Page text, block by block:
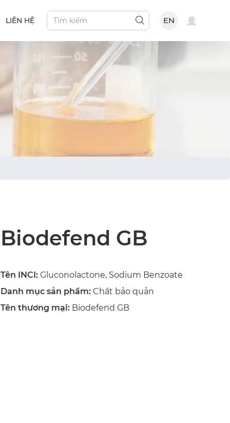
LIÊN HỆ EN
Biodefend GB
Tên INCI: Gluconolactone, Sodium Benzoate
Danh mục sản phẩm: Chất bảo quản
Tên thương mại: Biodefend GB